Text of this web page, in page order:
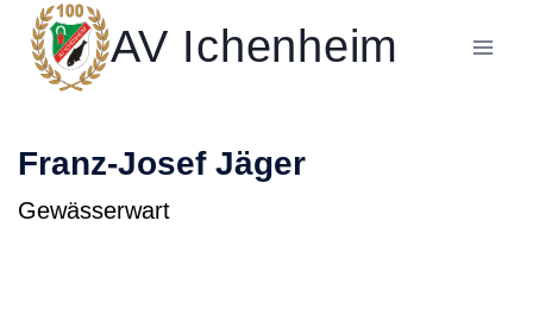
Zum
Inhalt
springen
AV Ichenheim
Franz-Josef Jäger
Gewässerwart